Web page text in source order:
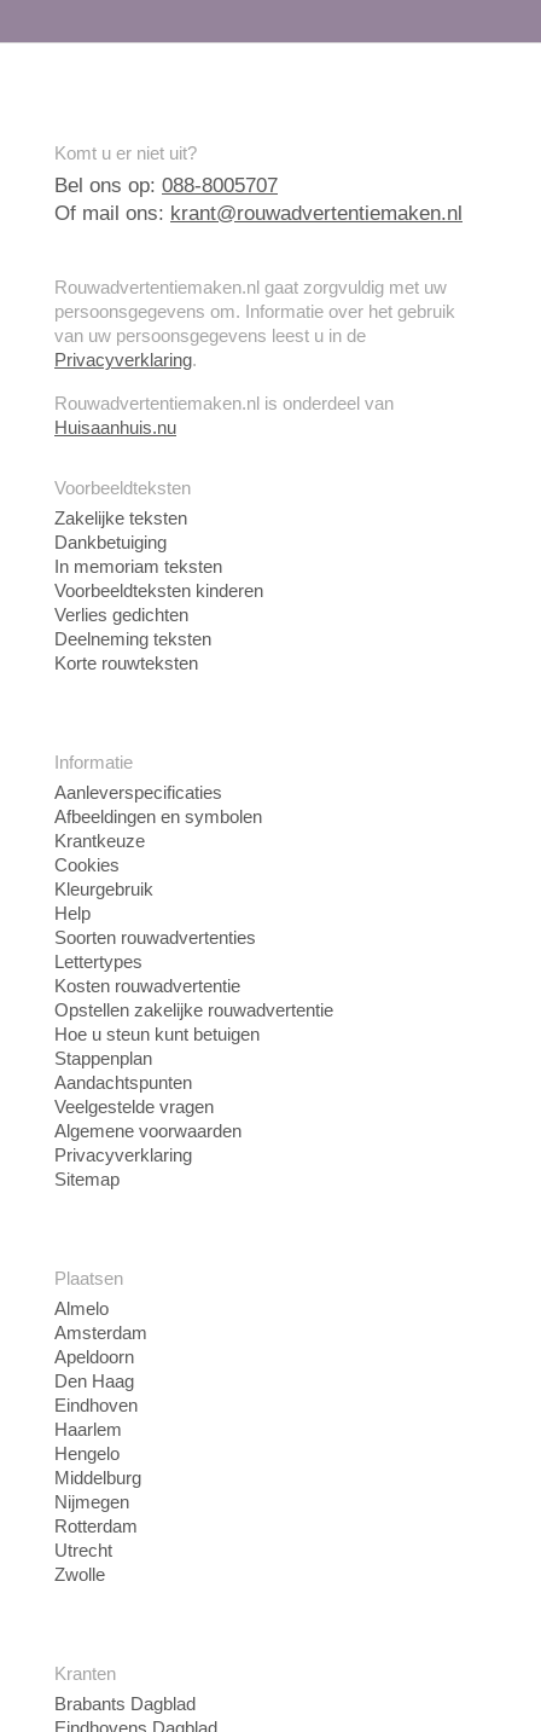
Komt u er niet uit?
Bel ons op: 088-8005707
Of mail ons: krant@rouwadvertentiemaken.nl
Rouwadvertentiemaken.nl gaat zorgvuldig met uw
persoonsgegevens om. Informatie over het gebruik
van uw persoonsgegevens leest u in de
Privacyverklaring.
Rouwadvertentiemaken.nl is onderdeel van
Huisaanhuis.nu
Voorbeeldteksten
Zakelijke teksten
Dankbetuiging
In memoriam teksten
Voorbeeldteksten kinderen
Verlies gedichten
Deelneming teksten
Korte rouwteksten
Informatie
Aanleverspecificaties
Afbeeldingen en symbolen
Krantkeuze
Cookies
Kleurgebruik
Help
Soorten rouwadvertenties
Lettertypes
Kosten rouwadvertentie
Opstellen zakelijke rouwadvertentie
Hoe u steun kunt betuigen
Stappenplan
Aandachtspunten
Veelgestelde vragen
Algemene voorwaarden
Privacyverklaring
Sitemap
Plaatsen
Almelo
Amsterdam
Apeldoorn
Den Haag
Eindhoven
Haarlem
Hengelo
Middelburg
Nijmegen
Rotterdam
Utrecht
Zwolle
Kranten
Brabants Dagblad
Eindhovens Dagblad